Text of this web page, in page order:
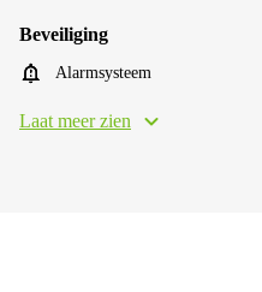
Beveiliging
Alarmsysteem
Laat meer zien